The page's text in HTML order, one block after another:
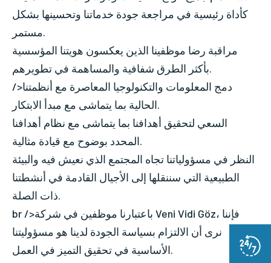
كأداة رئيسية في مراجعة جودة خدماتنا وتحسينها بشكل
مستمر.
مراقبة رضا موظفينا الذين يعكسون هويتنا المؤسسية
بأكثر الطرق شفافية والمساهمة في تطويرهم.
/>دمج المعلومات والتكنولوجيا المعاصرة مع أنظمتنا
الحالية بما يتماشى مع مبدأ الابتكار.
السعي لتحقيق أهدافنا بما يتماشى مع نظام أهدافنا
المحدد بوضوح مع قيادة مثالية.
النظر في مسؤولياتنا تجاه المجتمع الذي نعيش فيه والبيئة
الطبيعية التي سننقلها إلى الأجيال القادمة في أنشطتنا
ذات الصلة.
br />باعتبارنا موظفين في شركة Veni Vidi Göz، فإننا
نرى أن الالتزام بسياسة الجودة لدينا هو مسؤوليتنا
الأساسية في تحقيق التميز في العمل.